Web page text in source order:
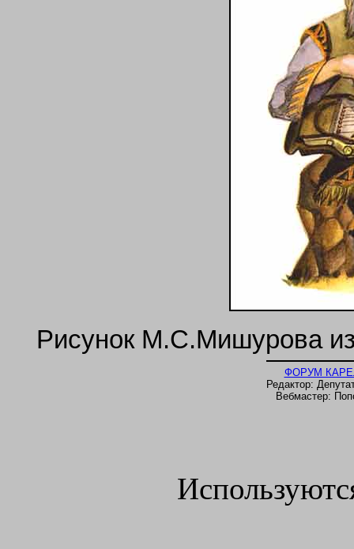
Рисунок М.С.Мишурова
ФОРУМ
Редактор:
Вебмастер: